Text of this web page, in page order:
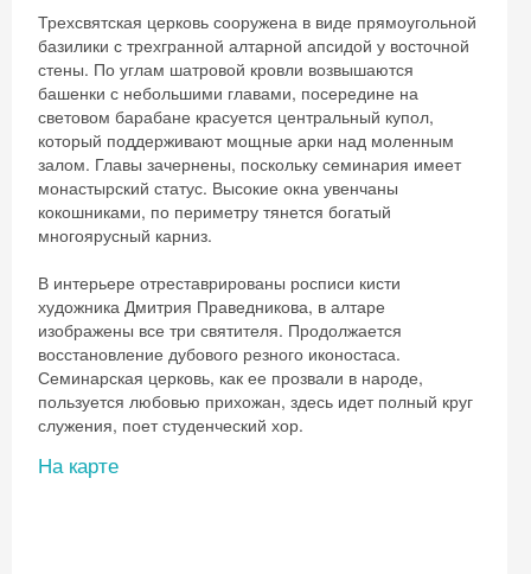
Трехсвятская церковь сооружена в виде прямоугольной
базилики с трехгранной алтарной апсидой у восточной
стены. По углам шатровой кровли возвышаются
башенки с небольшими главами, посередине на
световом барабане красуется центральный купол,
который поддерживают мощные арки над моленным
залом. Главы зачернены, поскольку семинария имеет
монастырский статус. Высокие окна увенчаны
кокошниками, по периметру тянется богатый
многоярусный карниз.
В интерьере отреставрированы росписи кисти
художника Дмитрия Праведникова, в алтаре
изображены все три святителя. Продолжается
восстановление дубового резного иконостаса.
Семинарская церковь, как ее прозвали в народе,
пользуется любовью прихожан, здесь идет полный круг
служения, поет студенческий хор.
На карте